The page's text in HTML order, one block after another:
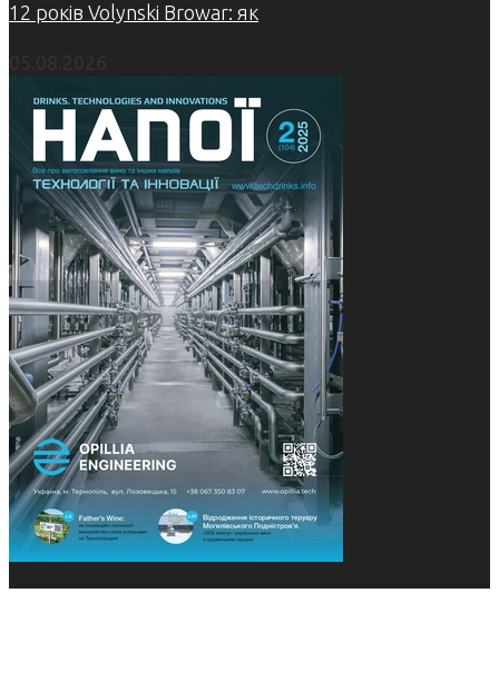
12 років Volynski Browar: як